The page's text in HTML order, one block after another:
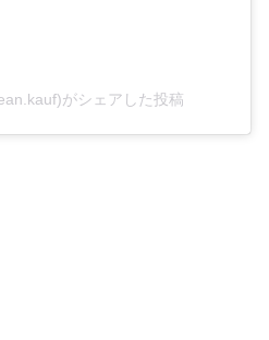
がシェアした投稿